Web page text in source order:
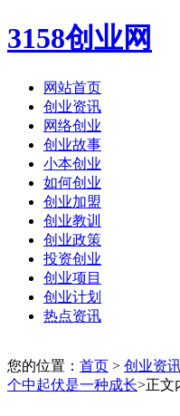
3158创业网
网站首页
创业资讯
网络创业
创业故事
小本创业
如何创业
创业加盟
创业教训
创业政策
投资创业
创业项目
创业计划
热点资讯
您的位置： 首页 > 创业资
个中起伏是一种成长>正文